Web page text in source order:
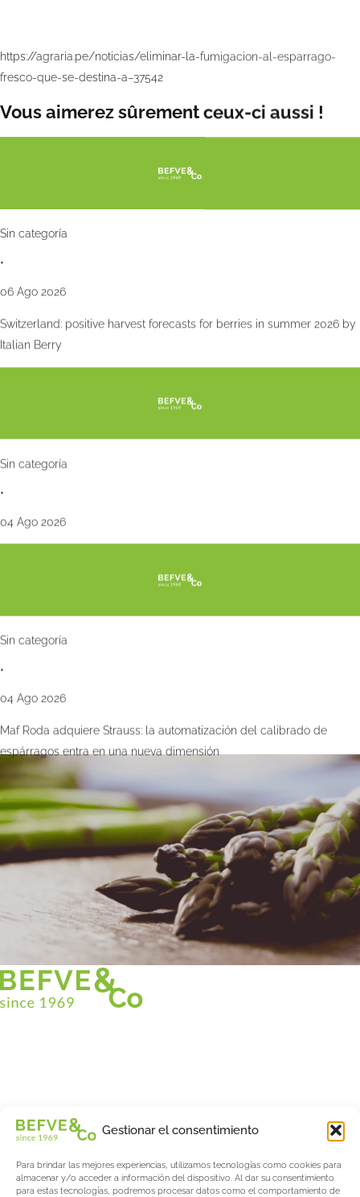
Gestionar el consentimiento
Para brindar las mejores experiencias, utilizamos tecnologías como cookies para
almacenar y/o acceder a información del dispositivo. Al dar su consentimiento
para estas tecnologías, podremos procesar datos como el comportamiento de
https://agraria.pe/noticias/eliminar-la-fumigacion-al-esparrago-
fresco-que-se-destina-a–37542
Vous aimerez sûrement ceux-ci aussi !
Sin categoría
•
06 Ago 2026
Switzerland: positive harvest forecasts for berries in summer 2026 by
Italian Berry
Sin categoría
•
04 Ago 2026
Sin categoría
•
04 Ago 2026
Maf Roda adquiere Strauss: la automatización del calibrado de
espárragos entra en una nueva dimensión
Befve & Co
Servicios
Fogonadura